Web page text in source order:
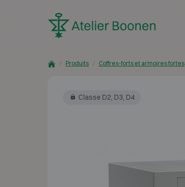
Produits Coffres-forts et armoires fortes
Classe D2, D3, D4